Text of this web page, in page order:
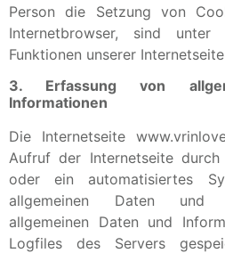
Person die Setzung von
Internetbrowser, sind
Funktionen unserer
3. Erfassung von
Informationen
Die Internetseite
Aufruf der Internetseite
oder ein automatisiertes
allgemeinen Daten und
allgemeinen Daten und
Logfiles des Servers